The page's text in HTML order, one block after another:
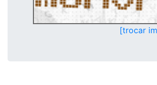
[trocar